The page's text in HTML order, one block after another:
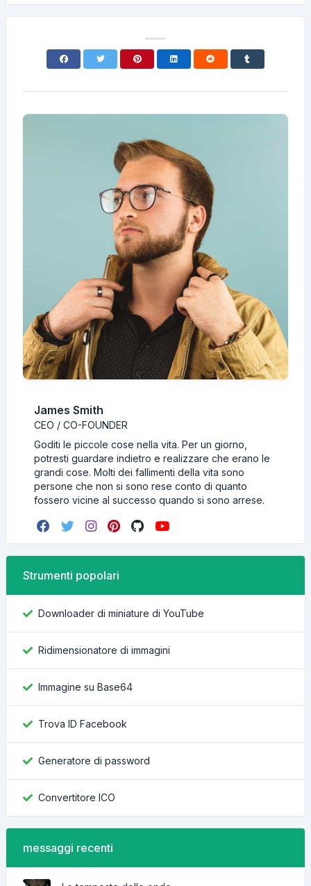
James Smith
CEO / CO-FOUNDER
Goditi le piccole cose nella vita. Per un giorno,
potresti guardare indietro e realizzare che erano le
grandi cose. Molti dei fallimenti della vita sono
persone che non si sono rese conto di quanto
fossero vicine al successo quando si sono arrese.
Strumenti popolari
Downloader di miniature di YouTube
Ridimensionatore di immagini
Immagine su Base64
Trova ID Facebook
Generatore di password
Convertitore ICO
messaggi recenti